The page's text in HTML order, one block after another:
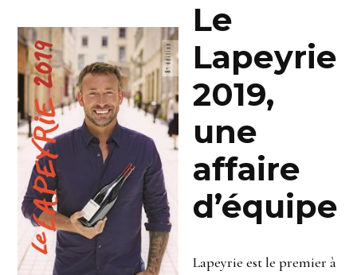
Le
Lapeyrie
2019,
une
affaire
d’équipe
Lapeyrie est le premier à